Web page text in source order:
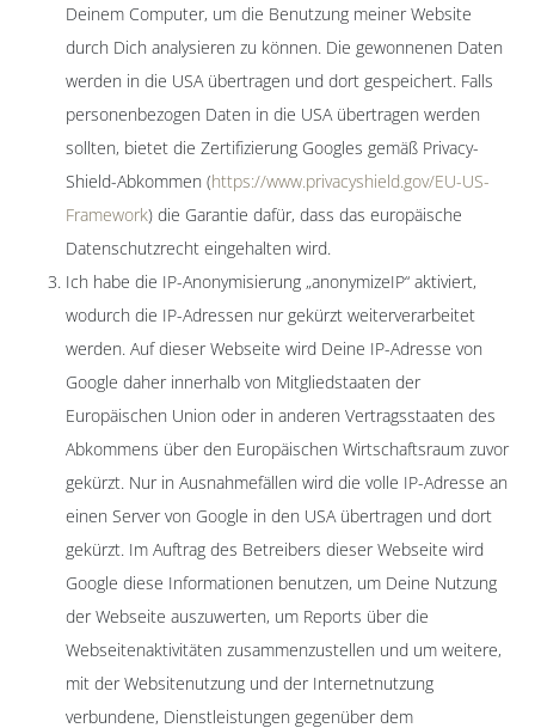
Deinem Computer, um die Benutzung meiner Website
durch Dich analysieren zu können. Die gewonnenen Daten
werden in die USA übertragen und dort gespeichert. Falls
personenbezogen Daten in die USA übertragen werden
sollten, bietet die Zertifizierung Googles gemäß Privacy-
Shield-Abkommen (https://www.privacyshield.gov/EU-US-
Framework) die Garantie dafür, dass das europäische
Datenschutzrecht eingehalten wird.
Ich habe die IP-Anonymisierung „anonymizeIP“ aktiviert,
wodurch die IP-Adressen nur gekürzt weiterverarbeitet
werden. Auf dieser Webseite wird Deine IP-Adresse von
Google daher innerhalb von Mitgliedstaaten der
Europäischen Union oder in anderen Vertragsstaaten des
Abkommens über den Europäischen Wirtschaftsraum zuvor
gekürzt. Nur in Ausnahmefällen wird die volle IP-Adresse an
einen Server von Google in den USA übertragen und dort
gekürzt. Im Auftrag des Betreibers dieser Webseite wird
Google diese Informationen benutzen, um Deine Nutzung
der Webseite auszuwerten, um Reports über die
Webseitenaktivitäten zusammenzustellen und um weitere,
mit der Websitenutzung und der Internetnutzung
verbundene, Dienstleistungen gegenüber dem